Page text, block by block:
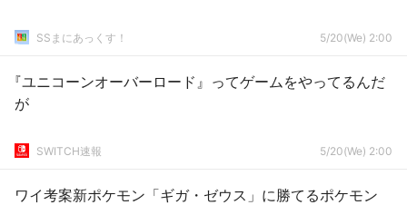
SSまにあっくす！ 5/20(We) 2:00
『ユニコーンオーバーロード』ってゲームをやってるんだ
が
SWITCH速報 5/20(We) 2:00
ワイ考案新ポケモン「ギガ・ゼウス」に勝てるポケモン